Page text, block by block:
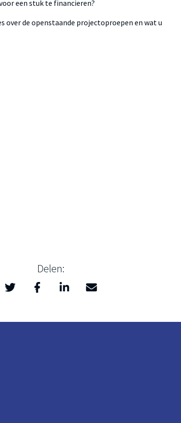
een stuk te financieren?
over de openstaande projectoproepen en wat u
Delen:
Twitter
>FacebookLinkedInMail